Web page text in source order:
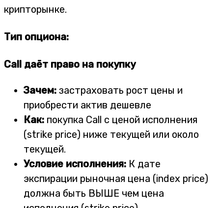
крипторынке.
Тип опциона:
Call даёт право на покупку
Зачем: застраховать рост цены и
приобрести актив дешевле
Как: покупка Call с ценой исполнения
(strike price) ниже текущей или около
текущей.
Условие исполнения: К дате
экспирации рыночная цена (index price)
должна быть ВЫШЕ чем цена